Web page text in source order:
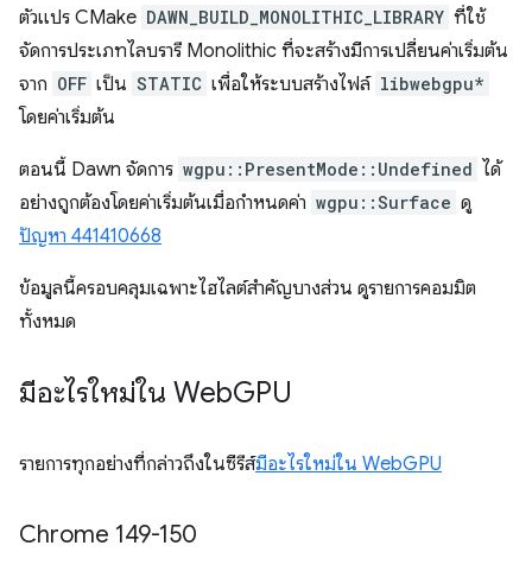
ตัวแปร CMake DAWN_BUILD_MONOLITHIC_LIBRARY ที่ใช้
จัดการประเภทไลบรารี Monolithic ที่จะสร้างมีการเปลี่ยนค่าเริ่มต้น
จาก OFF เป็น STATIC เพื่อให้ระบบสร้างไฟล์ libwebgpu*
โดยค่าเริ่มต้น
ตอนนี้ Dawn จัดการ wgpu::PresentMode::Undefined ได้
อย่างถูกต้องโดยค่าเริ่มต้นเมื่อกำหนดค่า wgpu::Surface ดู
ปัญหา 441410668
ข้อมูลนี้ครอบคลุมเฉพาะไฮไลต์สำคัญบางส่วน ดูรายการคอมมิต
ทั้งหมด
มีอะไรใหม่ใน WebGPU
รายการทุกอย่างที่กล่าวถึงในซีรีส์มีอะไรใหม่ใน WebGPU
Chrome 149-150